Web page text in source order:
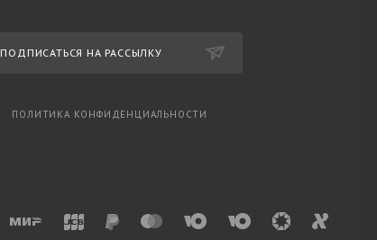
ПОДПИСАТЬСЯ НА РАССЫЛКУ
ПОЛИТИКА КОНФИДЕНЦИАЛЬНОСТИ